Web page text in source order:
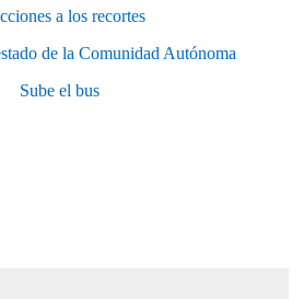
a los recortes
de la Comunidad Autónoma
Sube el bus